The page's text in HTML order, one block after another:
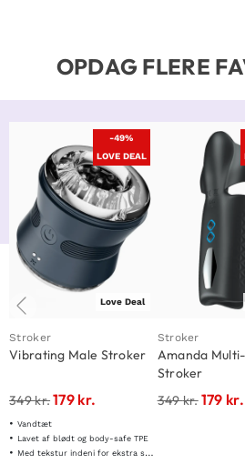
OPDAG FLERE
-49%
LOVE DEAL
Love Deal
Stroker
Vibrating Male Stroker
349kr.179 kr.
Vandtæt
Lavet af blødt og body-safe TPE
Med tekstur indeni for ekstra sensation
Stroker
Amanda
Stroker
349kr.179 kr.